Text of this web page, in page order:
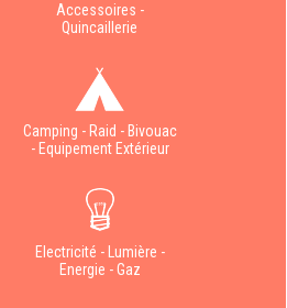
Accessoires -
Quincaillerie
Camping - Raid - Bivouac
- Equipement Extérieur
Electricité - Lumière -
Energie - Gaz